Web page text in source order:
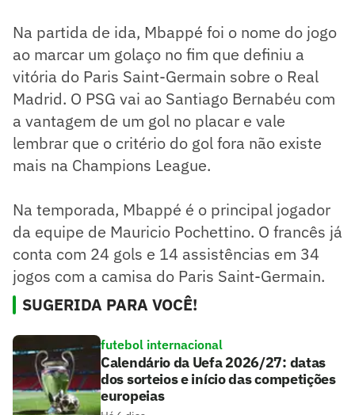
Na partida de ida, Mbappé foi o nome do jogo
ao marcar um golaço no fim que definiu a
vitória do Paris Saint-Germain sobre o Real
Madrid. O PSG vai ao Santiago Bernabéu com
a vantagem de um gol no placar e vale
lembrar que o critério do gol fora não existe
mais na Champions League.
Na temporada, Mbappé é o principal jogador
da equipe de Mauricio Pochettino. O francês já
conta com 24 gols e 14 assistências em 34
jogos com a camisa do Paris Saint-Germain.
SUGERIDA PARA VOCÊ!
futebol internacional
Calendário da Uefa 2026/27: datas
dos sorteios e início das competições
europeias